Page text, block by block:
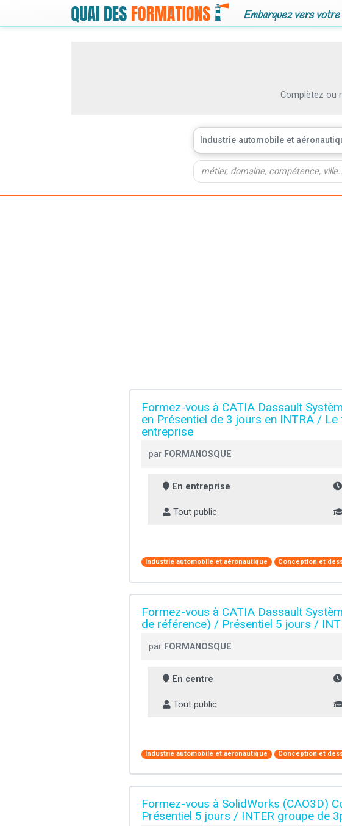
Embarquez vers
Complètez ou
Industrie automobile et
Formez-vous à CATIA Dassault
en Présentiel de 3 jours en INTRA /
entreprise
par FORMANOSQUE
En entreprise
Tout public
Industrie automobile et aéronautique Conception et
Formez-vous à CATIA Dassault
de référence) / Présentiel 5 jours /
par FORMANOSQUE
En centre
Tout public
Industrie automobile et aéronautique Conception et
Formez-vous à SolidWorks (CAO3D)
Présentiel 5 jours / INTER groupe de